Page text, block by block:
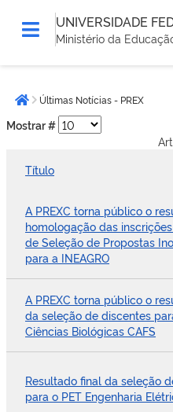
UNIVERSIDADE
Ministério da
estáPágina inicial
Últimas Notícias - PREX
Mostrar #
Título
A PREXC torna público o
homologação das
de Seleção de Propostas
para a INEAGRO
A PREXC torna público o
da seleção de discentes
Ciências Biológicas CAFS
Resultado final da seleção
para o PET Engenharia